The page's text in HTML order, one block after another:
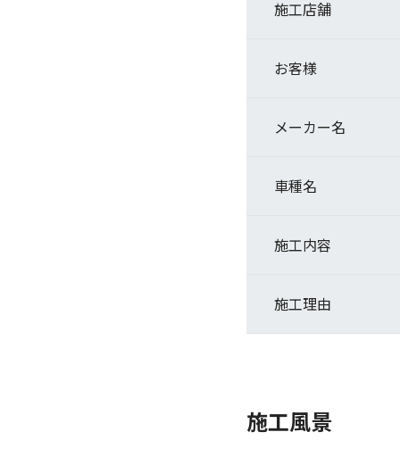
施工店舗
お客様
メーカー名
車種名
施工内容
施工理由
施工風景